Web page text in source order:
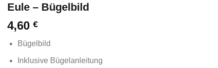
Eule – Bügelbild
4,60 €
Bügelbild
Inklusive Bügelanleitung